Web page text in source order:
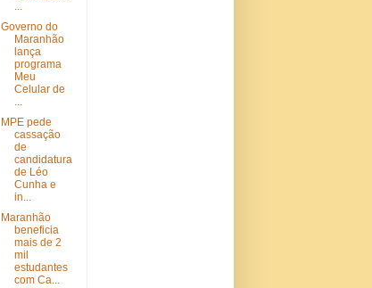
...
Governo do
Maranhão
lança
programa
Meu
Celular de
...
MPE pede
cassação
de
candidatura
de Léo
Cunha e
in...
Maranhão
beneficia
mais de 2
mil
estudantes
com Ca...